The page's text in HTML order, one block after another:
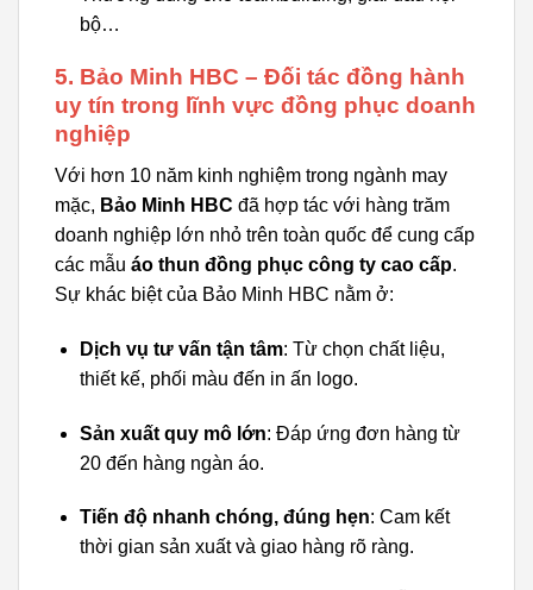
bộ…
5. Bảo Minh HBC – Đối tác đồng hành
uy tín trong lĩnh vực đồng phục doanh
nghiệp
Với hơn 10 năm kinh nghiệm trong ngành may
mặc, Bảo Minh HBC đã hợp tác với hàng trăm
doanh nghiệp lớn nhỏ trên toàn quốc để cung cấp
các mẫu áo thun đồng phục công ty cao cấp.
Sự khác biệt của Bảo Minh HBC nằm ở:
Dịch vụ tư vấn tận tâm: Từ chọn chất liệu,
thiết kế, phối màu đến in ấn logo.
Sản xuất quy mô lớn: Đáp ứng đơn hàng từ
20 đến hàng ngàn áo.
Tiến độ nhanh chóng, đúng hẹn: Cam kết
thời gian sản xuất và giao hàng rõ ràng.